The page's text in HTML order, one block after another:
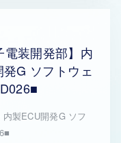
電装開発部】内
G ソフトウェ
内製ECU開発G ソフ